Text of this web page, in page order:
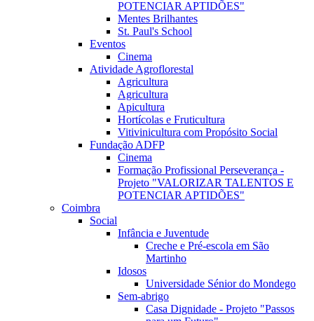
POTENCIAR APTIDÕES"
Mentes Brilhantes
St. Paul's School
Eventos
Cinema
Atividade Agroflorestal
Agricultura
Agricultura
Apicultura
Hortícolas e Fruticultura
Vitivinicultura com Propósito Social
Fundação ADFP
Cinema
Formação Profissional Perseverança -
Projeto "VALORIZAR TALENTOS E
POTENCIAR APTIDÕES"
Coimbra
Social
Infância e Juventude
Creche e Pré-escola em São
Martinho
Idosos
Universidade Sénior do Mondego
Sem-abrigo
Casa Dignidade - Projeto "Passos